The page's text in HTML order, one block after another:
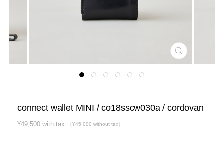
CLOSE
connect wallet MINI / co18sscw030a / cordovan
通
価
¥49,500 with tax （¥45,000 without tax）